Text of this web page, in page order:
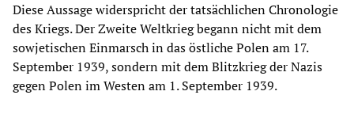
Diese Aussage widerspricht der tatsächlichen Chronologie
des Kriegs. Der Zweite Weltkrieg begann nicht mit dem
sowjetischen Einmarsch in das östliche Polen am 17.
September 1939, sondern mit dem Blitzkrieg der Nazis
gegen Polen im Westen am 1. September 1939.